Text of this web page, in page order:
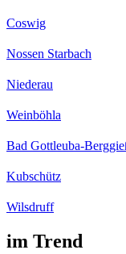
Coswig
Nossen Starbach
Niederau
Weinböhla
Bad Gottleuba-
Kubschütz
Wilsdruff
im Trend